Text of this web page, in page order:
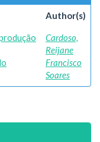
Author(s)
Cardoso,
Reijane
Francisco
Soares